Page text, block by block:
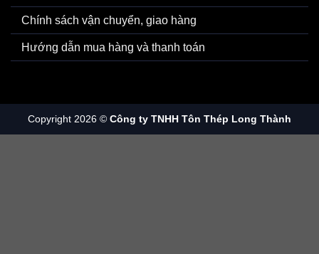
Chính sách vận chuyển, giao hàng
Hướng dẫn mua hàng và thanh toán
Copyright 2026 © Công ty TNHH Tôn Thép Long Thành